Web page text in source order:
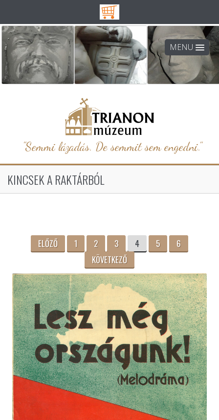
MENU
"Semmi lázadás. De semmit sem engedni."
KINCSEK A RAKTÁRBÓL
ELŐZŐ 1 2 3 4 5
6
KÖVETKEZŐ